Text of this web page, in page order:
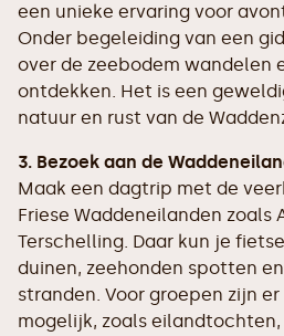
een unieke ervaring voor
Onder begeleiding van een
over de zeebodem wandelen
ontdekken. Het is een
natuur en rust van de
3. Bezoek aan de
Maak een dagtrip met de
Friese Waddeneilanden zoals
Terschelling. Daar kun je
duinen, zeehonden spotten
stranden. Voor groepen zijn
mogelijk, zoals